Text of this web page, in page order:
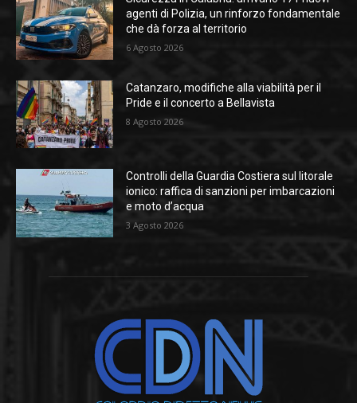
agenti di Polizia, un rinforzo fondamentale
che dà forza al territorio
6 Agosto 2026
Catanzaro, modifiche alla viabilità per il
Pride e il concerto a Bellavista
8 Agosto 2026
Controlli della Guardia Costiera sul litorale
ionico: raffica di sanzioni per imbarcazioni
e moto d’acqua
3 Agosto 2026